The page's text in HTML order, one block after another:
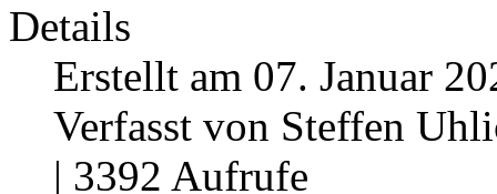
Details
Erstellt am 07. Januar
Verfasst von Steffen
| 3392 Aufrufe